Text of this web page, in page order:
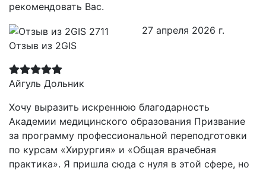
рекомендовать Вас.
Отзыв из 2GIS
27 апреля 2026 г.
Айгуль Дольник
Хочу выразить искреннюю благодарность
Академии медицинского образования Призвание
за программу профессиональной переподготовки
по курсам «Хирургия» и «Общая врачебная
практика». Я пришла сюда с нуля в этой сфере, но